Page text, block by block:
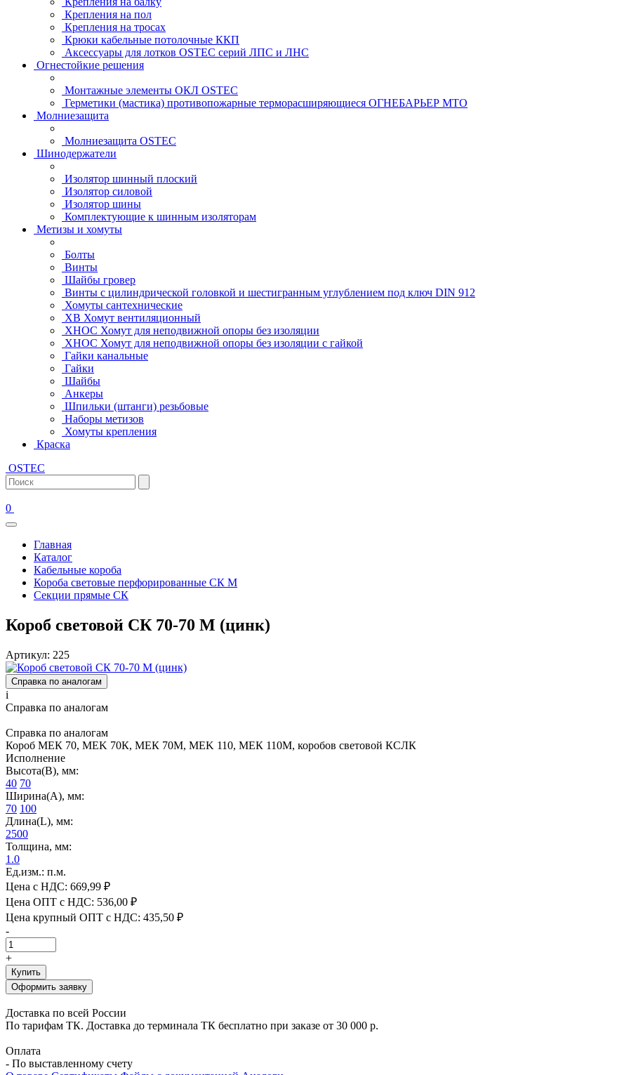
Крепления на пол
Крепления на тросах
Крюки кабельные потолочные ККП
Аксессуары для лотков OSTEC серий ЛПС и ЛНС
Огнестойкие решения
Монтажные элементы ОКЛ OSTEC
Герметики (мастика) противопожарные терморасширяющиеся ОГНЕБАРЬЕР МТО
Молниезащита
Молниезащита OSTEC
Шинодержатели
Изолятор шинный плоский
Изолятор силовой
Изолятор шины
Комплектующие к шинным изоляторам
Метизы и хомуты
Болты
Винты
Шайбы гровер
Винты с цилиндрической головкой и шестигранным углублением под ключ DIN 912
Хомуты сантехнические
ХВ Хомут вентиляционный
ХНОС Хомут для неподвижной опоры без изоляции
ХНОС Хомут для неподвижной опоры без изоляции с гайкой
Гайки канальные
Гайки
Шайбы
Анкеры
Шпильки (штанги) резьбовые
Наборы метизов
Хомуты крепления
Краска
OSTEC
0
Главная
Каталог
Кабельные короба
Короба световые перфорированные СК М
Секции прямые СК
Короб световой СК 70-70 М (цинк)
Артикул: 225
Справка по аналогам
i
Справка по аналогам
Справка по аналогам
Короб МЕК 70, MEK 70К, МЕК 70М, MEK 110, МЕК 110М, коробов световой КСЛК
Исполнение
Высота(В), мм:
40 70
Ширина(А), мм:
70 100
Длина(L), мм:
2500
Толщина, мм:
1.0
Ед.изм.: п.м.
Цена с НДС: 669,99 ₽
Цена ОПТ с НДС: 536,00 ₽
Цена крупный ОПТ с НДС: 435,50 ₽
-
+
Купить
Оформить заявку
Доставка по всей России
По тарифам ТК. Доставка до терминала ТК бесплатно при заказе от 30 000 р.
Оплата
- По выставленному счету